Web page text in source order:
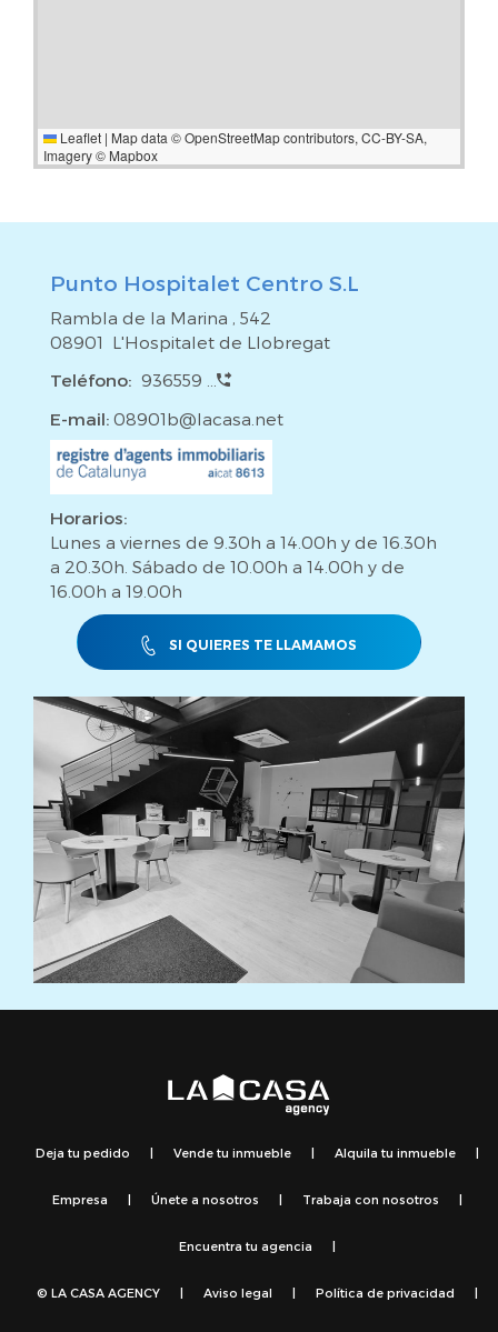
Leaflet | Map data ©OpenStreetMapcontributors, CC-BY-SA,
Imagery © Mapbox
Punto Hospitalet Centro S.L
Rambla de la Marina , 542
08901 L'Hospitalet de Llobregat
Teléfono: 936559 ...
E-mail: 08901b@lacasa.net
Horarios:
Lunes a viernes de 9.30h a 14.00h y de 16.30h
a 20.30h. Sábado de 10.00h a 14.00h y de
16.00h a 19.00h
SI QUIERES TE LLAMAMOS
Deja tu pedido Vende tu inmueble Alquila tu inmueble
Empresa Únete a nosotros Trabaja con nosotros
Encuentra tu agencia
© LA CASA AGENCY Aviso legal Política de privacidad